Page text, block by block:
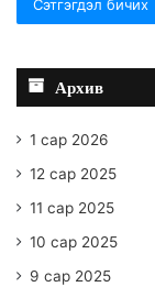
Архив
1 сар 2026
12 сар 2025
11 сар 2025
10 сар 2025
9 сар 2025